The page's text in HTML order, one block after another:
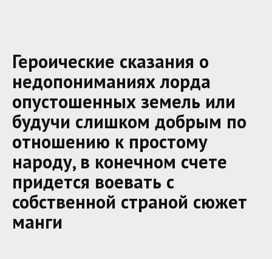
Героические сказания о
недопониманиях лорда
опустошенных земель или
будучи слишком добрым по
отношению к простому
народу, в конечном счете
придется воевать с
собственной страной сюжет
манги